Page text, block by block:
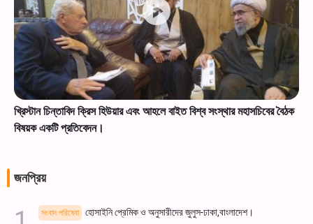
খ্রিস্টান চিন্তাবিদ ক্রিস হিউয়ার এবং আহলে বাইত বিশ্ব সংস্থার মহাসচিবের বৈঠক
বিষয়ক একটি প্রতিবেদন।
জনপ্রিয়
সংবাদ পরিষেবা হোসাইনি প্রেমিক ও অনুসারীদের জুলুস-ঢাকা,বাংলাদেশ।